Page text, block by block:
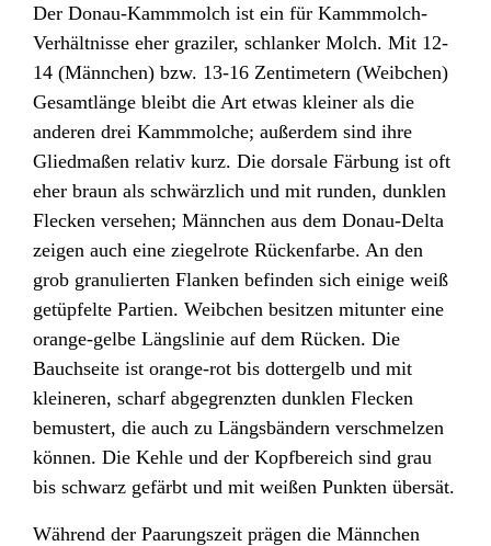
Der Donau-Kammmolch ist ein für Kammmolch-
Verhältnisse eher graziler, schlanker Molch. Mit 12-
14 (Männchen) bzw. 13-16 Zentimetern (Weibchen)
Gesamtlänge bleibt die Art etwas kleiner als die
anderen drei Kammmolche; außerdem sind ihre
Gliedmaßen relativ kurz. Die dorsale Färbung ist oft
eher braun als schwärzlich und mit runden, dunklen
Flecken versehen; Männchen aus dem Donau-Delta
zeigen auch eine ziegelrote Rückenfarbe. An den
grob granulierten Flanken befinden sich einige weiß
getüpfelte Partien. Weibchen besitzen mitunter eine
orange-gelbe Längslinie auf dem Rücken. Die
Bauchseite ist orange-rot bis dottergelb und mit
kleineren, scharf abgegrenzten dunklen Flecken
bemustert, die auch zu Längsbändern verschmelzen
können. Die Kehle und der Kopfbereich sind grau
bis schwarz gefärbt und mit weißen Punkten übersät.
Während der Paarungszeit prägen die Männchen